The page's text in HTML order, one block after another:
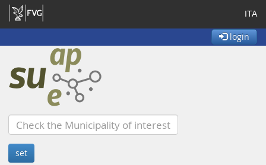
ITA
login